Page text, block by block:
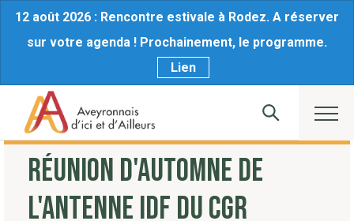
12 août 2026 : Rencontre estivale à Rodez. A réserver
sur votre agenda ! Prochainement, le programme.
Lien
RÉUNION D'AUTOMNE DE
L'ANTENNE IDF DU CGR